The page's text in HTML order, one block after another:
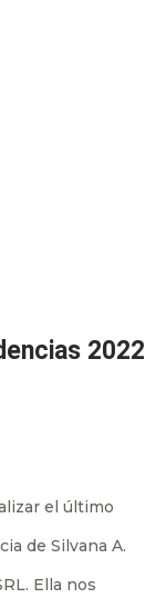
2022
el último
de Silvana A.
Ella nos